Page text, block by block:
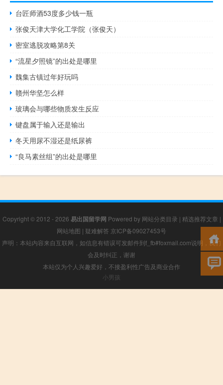
台匠师酒53度多少钱一瓶
张俊天津大学化工学院（张俊天）
密室逃脱攻略第8关
“流星夕照镜”的出处是哪里
魏集古镇过年好玩吗
赣州华坚怎么样
玻璃会与哪些物质发生反应
键盘属于输入还是输出
冬天用尿不湿还是纸尿裤
“良马素丝组”的出处是哪里
Copyright © 2012 - 2026 易出国留学网 Powered by 网站分类目录 | 精选推荐文章 |
网站地图 | 疑难解答 京ICP备09027453号
声明：本站内容来自互联网，如信息有错误可发邮件到f_fb#foxmail.com说明，我们
会及时纠正，谢谢
本站仅为个人兴趣爱好，不接盈利性广告及商业合作
小男孩